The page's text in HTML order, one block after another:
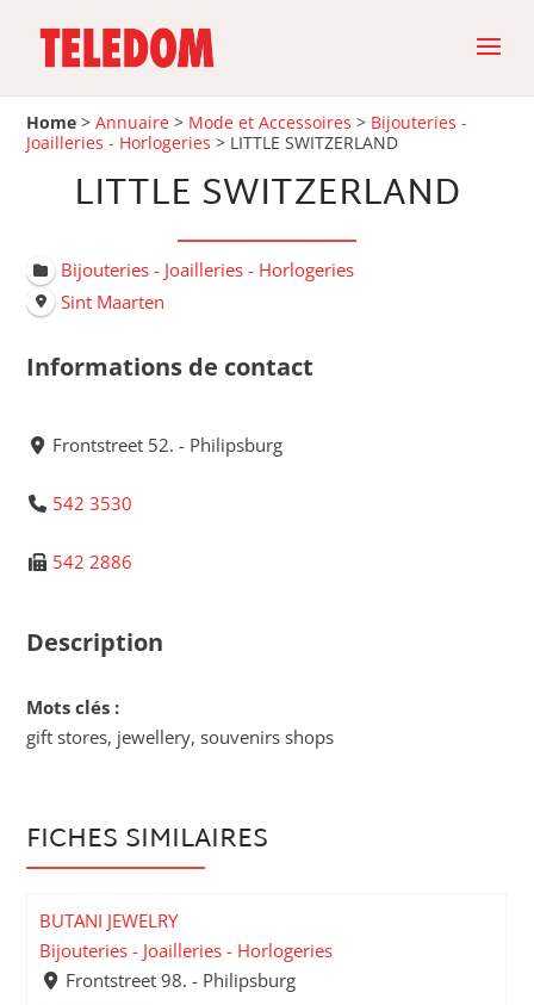
Home >Annuaire > Mode et Accessoires > Bijouteries -
Joailleries - Horlogeries > LITTLE SWITZERLAND
LITTLE SWITZERLAND
Bijouteries - Joailleries - Horlogeries
Sint Maarten
Informations de contact
Frontstreet 52. - Philipsburg
542 3530
542 2886
Description
Mots clés :
gift stores, jewellery, souvenirs shops
FICHES SIMILAIRES
BUTANI JEWELRY
Bijouteries - Joailleries - Horlogeries
Frontstreet 98. - Philipsburg